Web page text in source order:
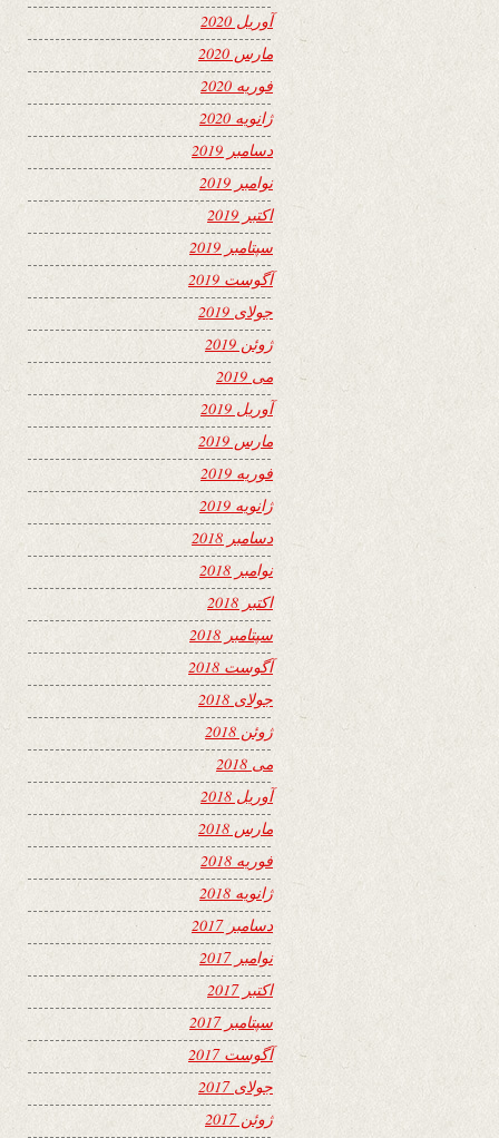
آوریل 2020
مارس 2020
فوریه 2020
ژانویه 2020
دسامبر 2019
نوامبر 2019
اکتبر 2019
سپتامبر 2019
آگوست 2019
جولای 2019
ژوئن 2019
می 2019
آوریل 2019
مارس 2019
فوریه 2019
ژانویه 2019
دسامبر 2018
نوامبر 2018
اکتبر 2018
سپتامبر 2018
آگوست 2018
جولای 2018
ژوئن 2018
می 2018
آوریل 2018
مارس 2018
فوریه 2018
ژانویه 2018
دسامبر 2017
نوامبر 2017
اکتبر 2017
سپتامبر 2017
آگوست 2017
جولای 2017
ژوئن 2017